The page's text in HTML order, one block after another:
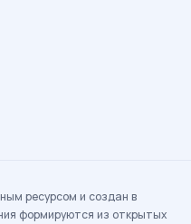
ресурсом и создан в
формируются из открытых